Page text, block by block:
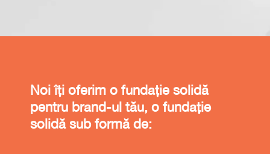
Noi îți oferim o fundație solidă
pentru brand-ul tău, o fundație
solidă sub formă de: